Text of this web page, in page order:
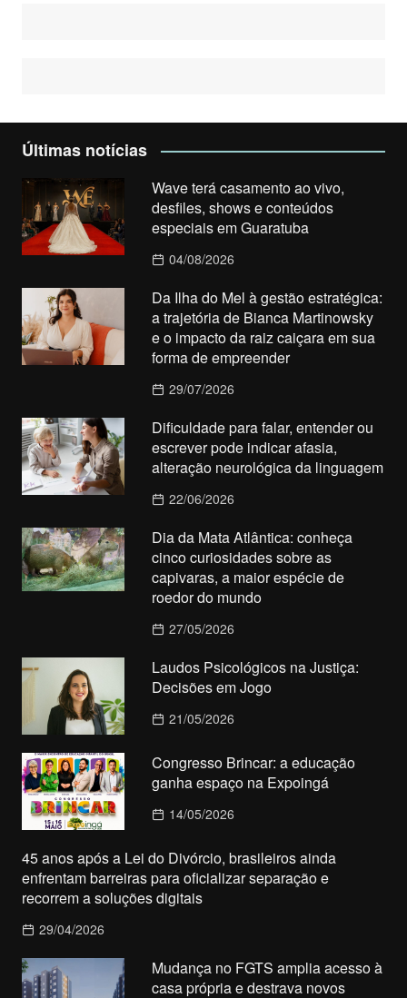
Últimas notícias
Wave terá casamento ao vivo,
desfiles, shows e conteúdos
especiais em Guaratuba
04/08/2026
Da Ilha do Mel à gestão estratégica:
a trajetória de Bianca Martinowsky
e o impacto da raiz caiçara em sua
forma de empreender
29/07/2026
Dificuldade para falar, entender ou
escrever pode indicar afasia,
alteração neurológica da linguagem
22/06/2026
Dia da Mata Atlântica: conheça
cinco curiosidades sobre as
capivaras, a maior espécie de
roedor do mundo
27/05/2026
Laudos Psicológicos na Justiça:
Decisões em Jogo
21/05/2026
Congresso Brincar: a educação
ganha espaço na Expoingá
14/05/2026
45 anos após a Lei do Divórcio, brasileiros ainda
enfrentam barreiras para oficializar separação e
recorrem a soluções digitais
29/04/2026
Mudança no FGTS amplia acesso à
casa própria e destrava novos